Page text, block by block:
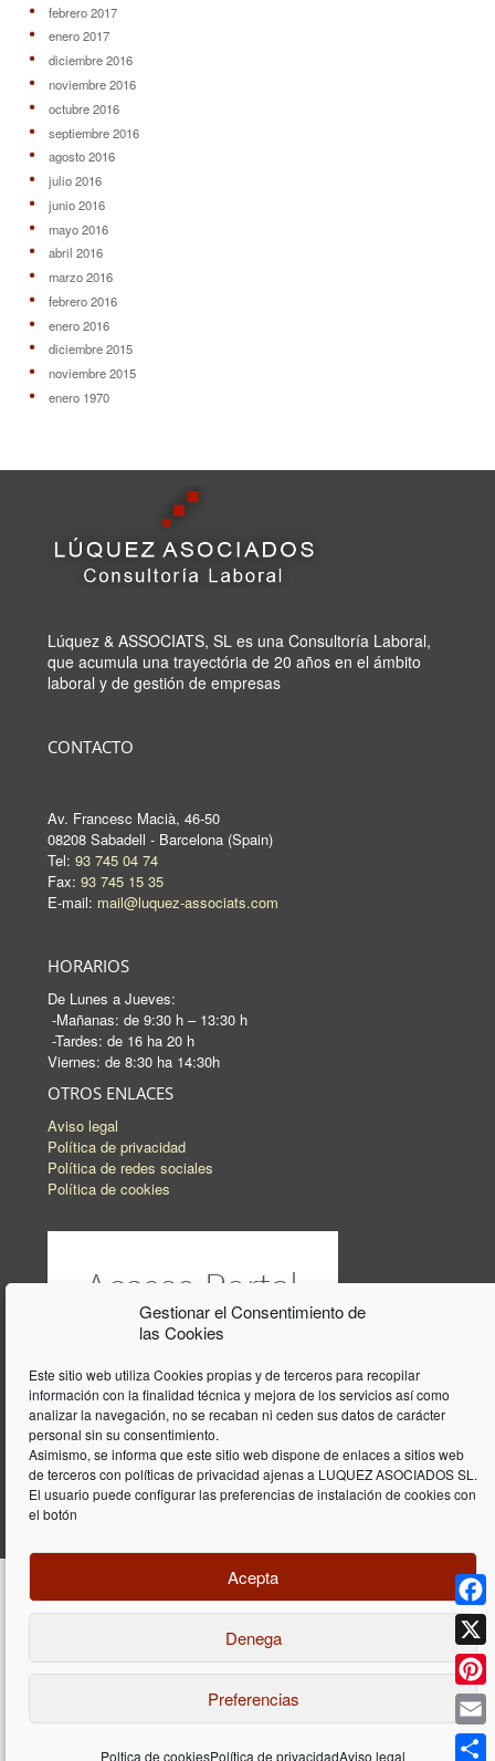
Gestionar el Consentimiento de
las Cookies
Este sitio web utiliza Cookies propias y de terceros para recopilar
información con la finalidad técnica y mejora de los servicios así como
analizar la navegación, no se recaban ni ceden sus datos de carácter
personal sin su consentimiento.
Asimismo, se informa que este sitio web dispone de enlaces a sitios web
de terceros con políticas de privacidad ajenas a LUQUEZ ASOCIADOS SL.
El usuario puede configurar las preferencias de instalación de cookies con
el botón
Acepta
Denega
Preferencias
Poltica de cookiesPolítica de privacidadAviso legal
febrero 2017
enero 2017
diciembre 2016
noviembre 2016
octubre 2016
septiembre 2016
agosto 2016
julio 2016
junio 2016
mayo 2016
abril 2016
marzo 2016
febrero 2016
enero 2016
diciembre 2015
noviembre 2015
enero 1970
Lúquez & ASSOCIATS, SL es una Consultoría Laboral,
que acumula una trayectória de 20 años en el ámbito
laboral y de gestión de empresas
CONTACTO
Av. Francesc Macià, 46-50
08208 Sabadell - Barcelona (Spain)
Tel: 93 745 04 74
Fax: 93 745 15 35
E-mail: mail@luquez-associats.com
HORARIOS
De Lunes a Jueves:
-Mañanas: de 9:30 h – 13:30 h
-Tardes: de 16 ha 20 h
Viernes: de 8:30 ha 14:30h
OTROS ENLACES
Aviso legal
Política de privacidad
Política de redes sociales
Política de cookies
Diseño y programación web porDieres.com
| Lúquez Associats SL | ©
X
Email